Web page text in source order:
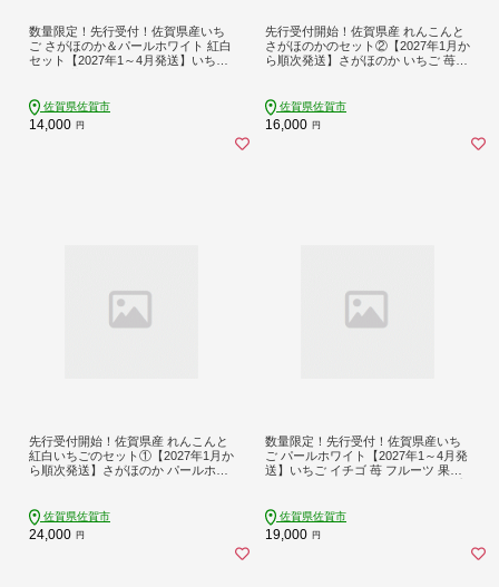
数量限定！先行受付！佐賀県産いち
ご さがほのか＆パールホワイト 紅白
セット【2027年1～4月発送】いちご
40-008
佐賀県佐賀市
14,000 円
先行受付開始！佐賀県産 れんこんと
さがほのかのセット②【2027年1月か
ら順次発送】さがほのか いちご 苺
佐賀県佐賀市
16,000 円
先行受付開始！佐賀県産 れんこんと
紅白いちごのセット①【2027年1月か
ら順次発送】さがほのか パールホワ
佐賀県佐賀市
24,000 円
数量限定！先行受付！佐賀県産いち
ご パールホワイト【2027年1～4月発
送】いちご イチゴ 苺 フルーツ 果物
佐賀県佐賀市
19,000 円